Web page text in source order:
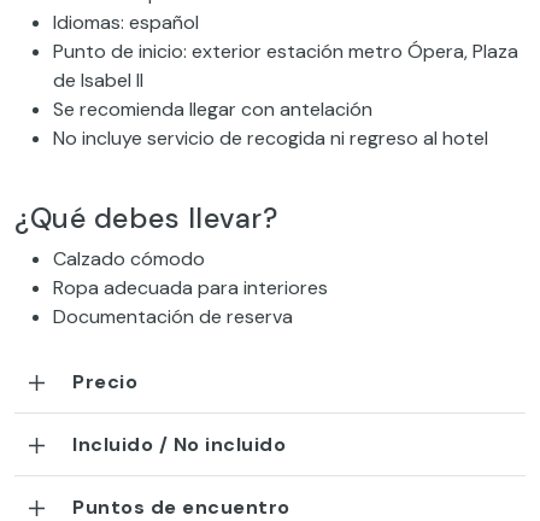
Idiomas: español
Punto de inicio: exterior estación metro Ópera, Plaza
de Isabel II
Se recomienda llegar con antelación
No incluye servicio de recogida ni regreso al hotel
¿Qué debes llevar?
Calzado cómodo
Ropa adecuada para interiores
Documentación de reserva
Precio
Incluido / No incluido
Puntos de encuentro